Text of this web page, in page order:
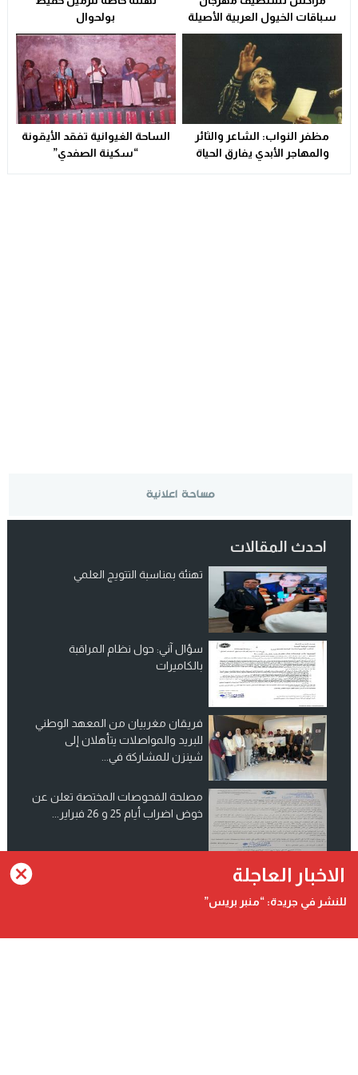
سباقات الخيول العربية الأصيلة
بولحوال
مظفر النواب: الشاعر والثائر
والمهاجر الأبدي يفارق الحياة
الساحة الغيوانية تفقد الأيقونة
“سكينة الصفدي”
احدث المقالات
تهنئة بمناسبة التتويج العلمي
سؤال آني: حول نظام المراقبة
بالكاميرات
فريقان مغربيان من المعهد الوطني
للبريد والمواصلات يتأهلان إلى
شينزن للمشاركة في...
مصلحة الفحوصات المختصة تعلن عن
خوض اضراب أيام 25 و 26 فبراير...
انضم الينا على فيسبوك
الاخبار العاجلة
للنشر في جريدة: “منبر بريس”